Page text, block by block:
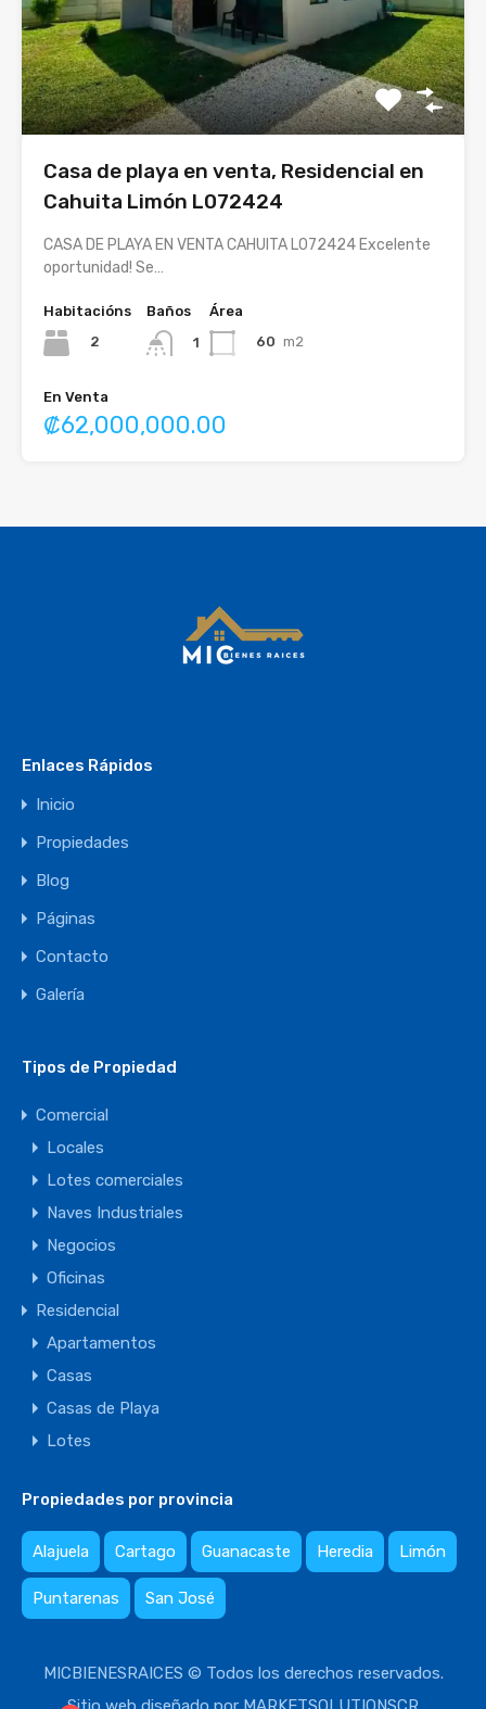
Casa de playa en venta, Residencial en
Cahuita Limón L072424
CASA DE PLAYA EN VENTA CAHUITA L072424 Excelente
oportunidad! Se…
Habitacións
2
Baños
1
Área
60 m2
En Venta
₡62,000,000.00
Enlaces Rápidos
Inicio
Propiedades
Blog
Páginas
Contacto
Galería
Tipos de Propiedad
Comercial
Locales
Lotes comerciales
Naves Industriales
Negocios
Oficinas
Residencial
Apartamentos
Casas
Casas de Playa
Lotes
Propiedades por provincia
Alajuela Cartago Guanacaste Heredia Limón
Puntarenas San José
MICBIENESRAICES © Todos los derechos reservados.